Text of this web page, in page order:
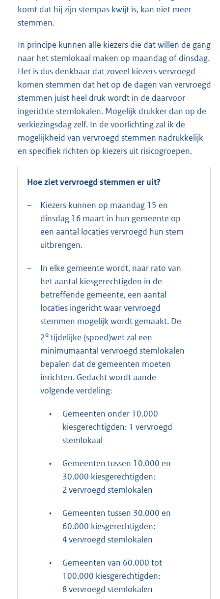
komt dat hij zijn stempas kwijt is, kan niet meer
stemmen.
In principe kunnen alle kiezers die dat willen de gang
naar het stemlokaal maken op maandag of dinsdag.
Het is dus denkbaar dat zoveel kiezers vervroegd
komen stemmen dat het op de dagen van vervroegd
stemmen juist heel druk wordt in de daarvoor
ingerichte stemlokalen. Mogelijk drukker dan op de
verkiezingsdag zelf. In de voorlichting zal ik de
mogelijkheid van vervroegd stemmen nadrukkelijk
en specifiek richten op kiezers uit risicogroepen.
Hoe ziet vervroegd stemmen er uit?
–
Kiezers kunnen op maandag 15 en
dinsdag 16 maart in hun gemeente op
een aantal locaties vervroegd hun stem
uitbrengen.
–
In elke gemeente wordt, naar rato van
het aantal kiesgerechtigden in de
betreffende gemeente, een aantal
locaties ingericht waar vervroegd
stemmen mogelijk wordt gemaakt. De
2e tijdelijke (spoed)wet zal een
minimumaantal vervroegd stemlokalen
bepalen dat de gemeenten moeten
inrichten. Gedacht wordt aande
volgende verdeling:
•
Gemeenten onder 10.000
kiesgerechtigden: 1 vervroegd
stemlokaal
•
Gemeenten tussen 10.000 en
30.000 kiesgerechtigden:
2 vervroegd stemlokalen
•
Gemeenten tussen 30.000 en
60.000 kiesgerechtigden:
4 vervroegd stemlokalen
•
Gemeenten van 60.000 tot
100.000 kiesgerechtigden:
8 vervroegd stemlokalen